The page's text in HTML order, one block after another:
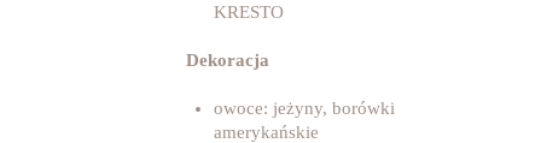
KRESTO
Dekoracja
owoce: jeżyny, borówki
amerykańskie